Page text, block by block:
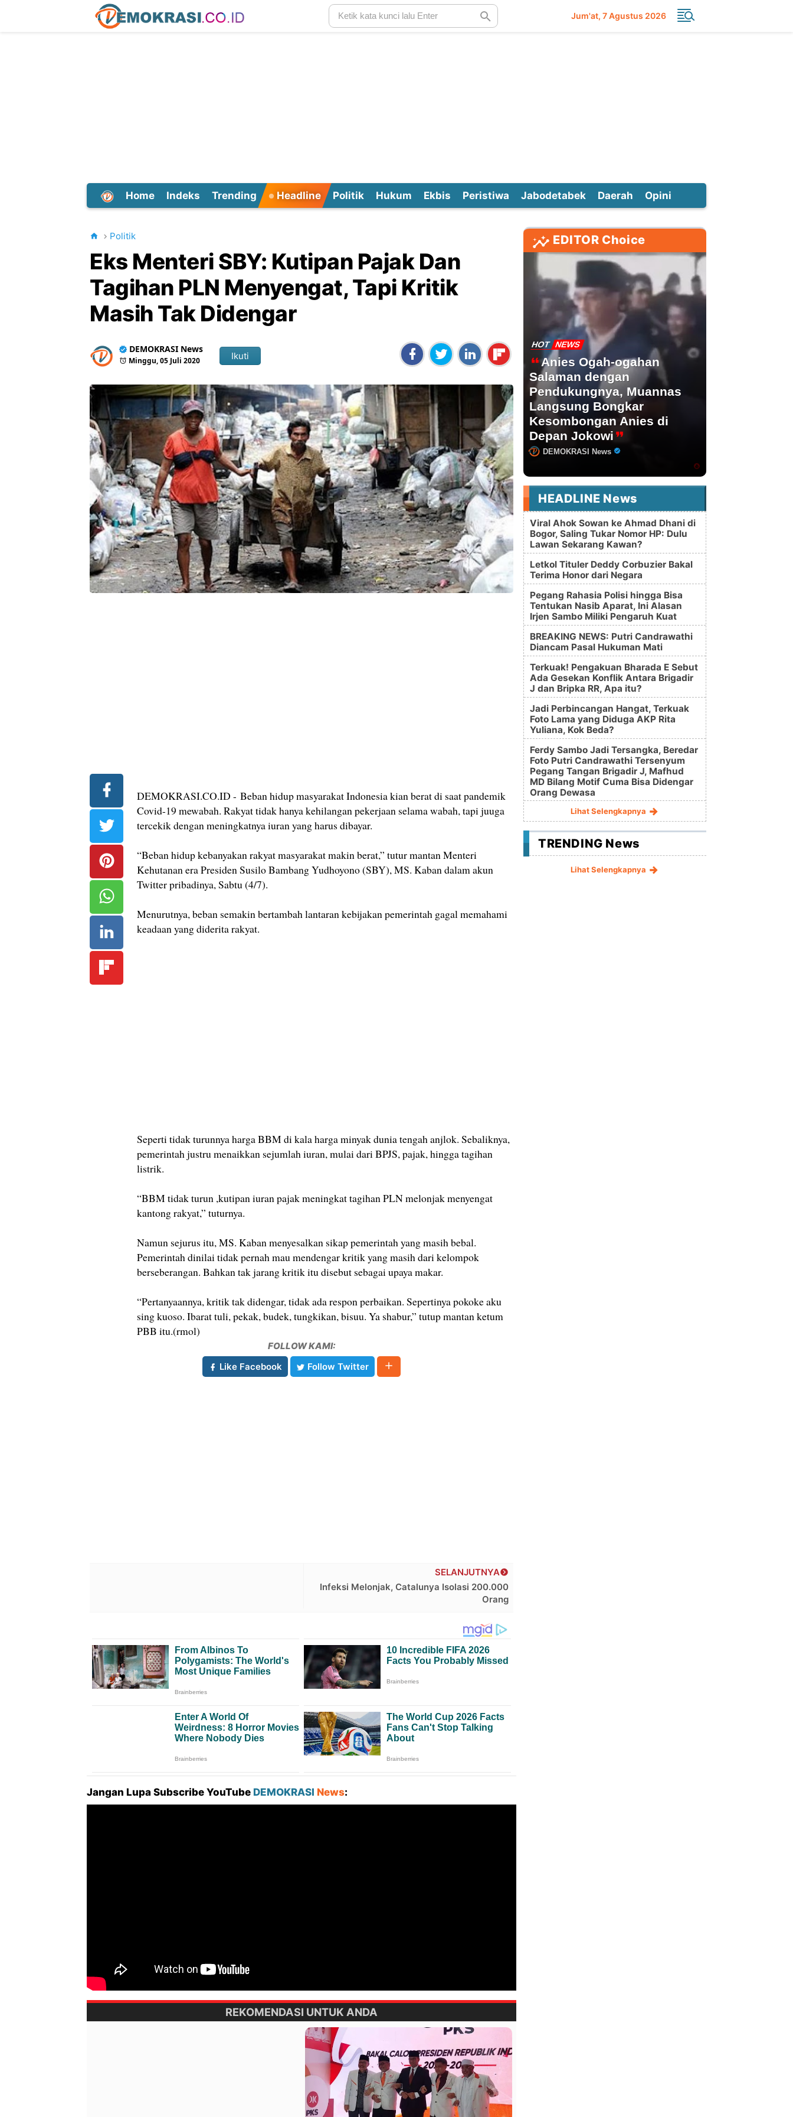
Jum'at 7 Agustus 2026
Home Indeks Trending Headline Politik Hukum Ekbis Peristiwa Jabodetabek Daerah Opini
Politik
Eks Menteri SBY: Kutipan Pajak Dan
Tagihan PLN Menyengat, Tapi Kritik
Masih Tak Didengar
DEMOKRASI News
Minggu, 05 Juli 2020 Ikuti
DEMOKRASI.CO.ID - Beban hidup masyarakat Indonesia kian berat di saat pandemik
Covid-19 mewabah. Rakyat tidak hanya kehilangan pekerjaan selama wabah, tapi juuga
tercekik dengan meningkatnya iuran yang harus dibayar.
“Beban hidup kebanyakan rakyat masyarakat makin berat,” tutur mantan Menteri
Kehutanan era Presiden Susilo Bambang Yudhoyono (SBY), MS. Kaban dalam akun
Twitter pribadinya, Sabtu (4/7).
Menurutnya, beban semakin bertambah lantaran kebijakan pemerintah gagal memahami
keadaan yang diderita rakyat.
Seperti tidak turunnya harga BBM di kala harga minyak dunia tengah anjlok. Sebaliknya,
pemerintah justru menaikkan sejumlah iuran, mulai dari BPJS, pajak, hingga tagihan
listrik.
“BBM tidak turun ,kutipan iuran pajak meningkat tagihan PLN melonjak menyengat
kantong rakyat,” tuturnya.
Namun sejurus itu, MS. Kaban menyesalkan sikap pemerintah yang masih bebal.
Pemerintah dinilai tidak pernah mau mendengar kritik yang masih dari kelompok
berseberangan. Bahkan tak jarang kritik itu disebut sebagai upaya makar.
“Pertanyaannya, kritik tak didengar, tidak ada respon perbaikan. Sepertinya pokoke aku
sing kuoso. Ibarat tuli, pekak, budek, tungkikan, bisuu. Ya shabur,” tutup mantan ketum
PBB itu.(rmol)
FOLLOW KAMI:
Like Facebook
Follow Twitter
SELANJUTNYA
Infeksi Melonjak, Catalunya Isolasi 200.000
Orang
Jangan Lupa Subscribe YouTube DEMOKRASI News:
REKOMENDASI UNTUK ANDA
EDITOR Choice
HOT NEWS
Anies Ogah-ogahan
Salaman dengan
Pendukungnya, Muannas
Langsung Bongkar
Kesombongan Anies di
Depan Jokowi
DEMOKRASI News
HEADLINE News
Viral Ahok Sowan ke Ahmad Dhani di
Bogor, Saling Tukar Nomor HP: Dulu
Lawan Sekarang Kawan?
Letkol Tituler Deddy Corbuzier Bakal
Terima Honor dari Negara
Pegang Rahasia Polisi hingga Bisa
Tentukan Nasib Aparat, Ini Alasan
Irjen Sambo Miliki Pengaruh Kuat
BREAKING NEWS: Putri Candrawathi
Diancam Pasal Hukuman Mati
Terkuak! Pengakuan Bharada E Sebut
Ada Gesekan Konflik Antara Brigadir
J dan Bripka RR, Apa itu?
Jadi Perbincangan Hangat, Terkuak
Foto Lama yang Diduga AKP Rita
Yuliana, Kok Beda?
Ferdy Sambo Jadi Tersangka, Beredar
Foto Putri Candrawathi Tersenyum
Pegang Tangan Brigadir J, Mafhud
MD Bilang Motif Cuma Bisa Didengar
Orang Dewasa
Lihat Selengkapnya
TRENDING News
Lihat Selengkapnya